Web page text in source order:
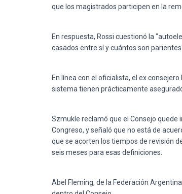
que los magistrados participen en la
En respuesta, Rossi cuestionó la
casados entre sí y cuántos son
En línea con el oficialista, el ex
sistema tienen prácticamente
Szmukle reclamó que el Consejo
Congreso, y señaló que no está de
que se acorten los tiempos de revisión
seis meses para esas definiciones.
Abel Fleming, de la Federación